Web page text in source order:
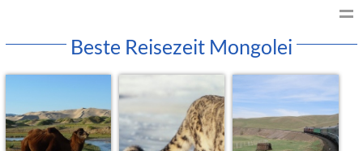
Beste Reisezeit Mongolei